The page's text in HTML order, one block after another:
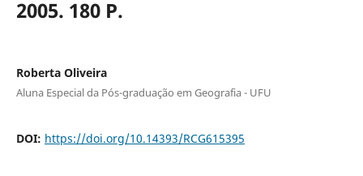
2005. 180 P.
Roberta Oliveira
Aluna Especial da Pós-graduação em Geografia - UFU
DOI: https://doi.org/10.14393/RCG615395